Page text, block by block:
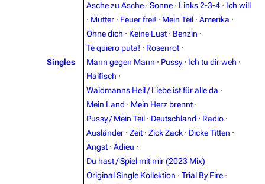
3.4K 12 290.4K
Navigation
Main page
Random page
Rammstein
Information
Discography
Videography
Song list
Merchandise
Singles
Asche zu Asche · Sonne · Links 2-3-4 · Ich will
· Mutter · Feuer frei! · Mein Teil · Amerika ·
Ohne dich · Keine Lust · Benzin ·
Te quiero puta! · Rosenrot ·
Mann gegen Mann · Pussy · Ich tu dir weh ·
Haifisch ·
Waidmanns Heil / Liebe ist für alle da ·
Mein Land · Mein Herz brennt ·
Pussy / Mein Teil · Deutschland · Radio ·
Ausländer · Zeit · Zick Zack · Dicke Titten ·
Angst · Adieu ·
Du hast / Spiel mit mir (2023 Mix)
Original Single Kollektion · Trial By Fire ·